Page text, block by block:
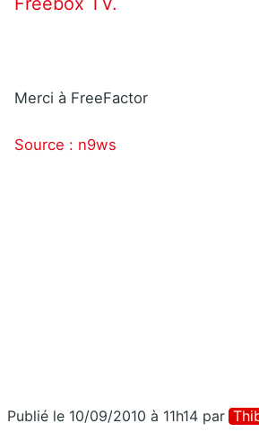
Merci à FreeFactor
Source : n9ws
Publié le 10/09/2010 à 11h14 par